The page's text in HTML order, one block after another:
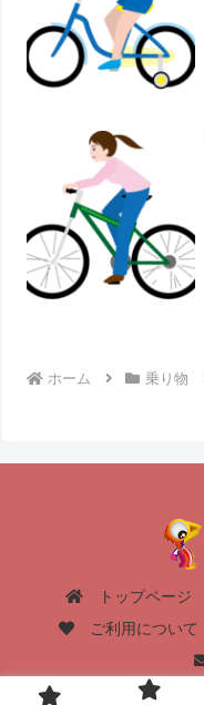
ホーム 乗り物
トップページ
ご利用について
Copyright © 2004-